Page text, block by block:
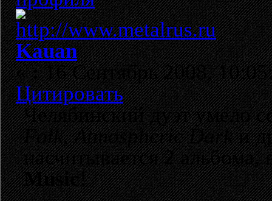
Kauan
«:16 Сентябрь 2008,
Цитировать
Челябинский дуэт умело
Folk,Atmospheric Darkи
насчитывается 2
Music!